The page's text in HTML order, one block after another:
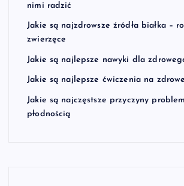
nimi radzić
Jakie są najzdrowsze źródła białka –
zwierzęce
Jakie są najlepsze nawyki dla
Jakie są najlepsze ćwiczenia na
Jakie są najczęstsze przyczyny
płodnością